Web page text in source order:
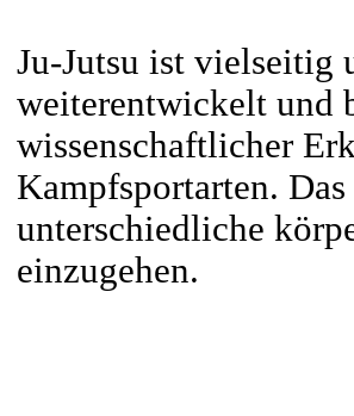
Ju-Jutsu ist vielseitig
weiterentwickelt und
wissenschaftlicher
Kampfsportarten.
unterschiedliche
einzugehen.